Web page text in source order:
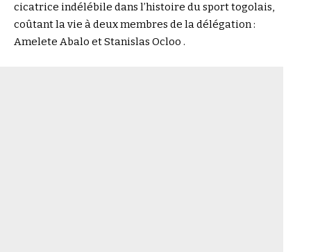
cicatrice indélébile dans l’histoire du sport togolais,
coûtant la vie à deux membres de la délégation :
Amelete Abalo et Stanislas Ocloo .